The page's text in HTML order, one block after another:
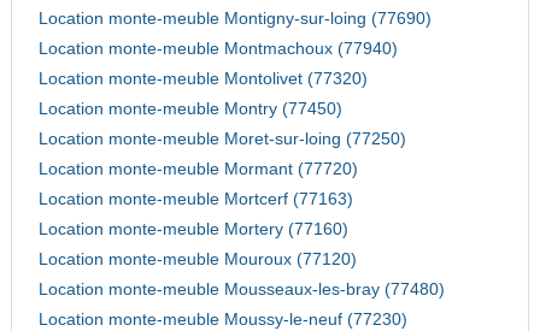
Location monte-meuble Montigny-sur-loing (77690)
Location monte-meuble Montmachoux (77940)
Location monte-meuble Montolivet (77320)
Location monte-meuble Montry (77450)
Location monte-meuble Moret-sur-loing (77250)
Location monte-meuble Mormant (77720)
Location monte-meuble Mortcerf (77163)
Location monte-meuble Mortery (77160)
Location monte-meuble Mouroux (77120)
Location monte-meuble Mousseaux-les-bray (77480)
Location monte-meuble Moussy-le-neuf (77230)